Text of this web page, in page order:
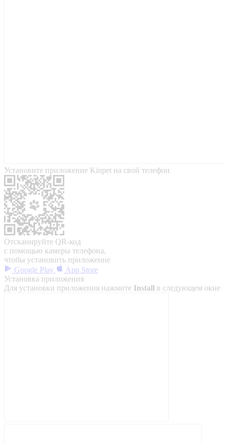
Установите приложение Kinpet на свой телефон
Отсканируйте QR-код
с помощью камеры телефона,
чтобы установить приложение
Google Play
App Store
Установка приложения
Для установки приложения нажмите Install в следующем окне